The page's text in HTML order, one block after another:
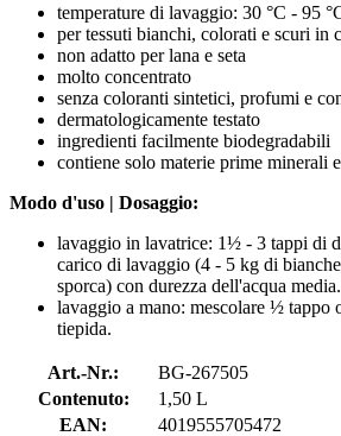
temperature di lavaggio: 30 °C - 95
per tessuti bianchi, colorati e scuri in
non adatto per lana e seta
molto concentrato
senza coloranti sintetici, profumi e
dermatologicamente testato
ingredienti facilmente biodegradabili
contiene solo materie prime minerali
Modo d'uso | Dosaggio:
lavaggio in lavatrice: 1½ - 3 tappi di
carico di lavaggio (4 - 5 kg di
sporca) con durezza dell'acqua media.
lavaggio a mano: mescolare ½ tappo
tiepida.
Art.-Nr.:
BG-267505
Contenuto:
1,50 L
EAN:
4019555705472